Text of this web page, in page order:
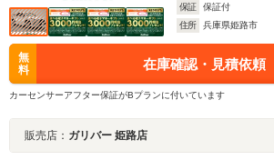
保証
保証付
住所
兵庫県姫路市
無
料
在庫確認・見積依頼
カーセンサーアフター保証がBプランに付いています
販売店： ガリバー 姫路店